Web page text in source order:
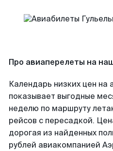
Про авиаперелеты на
Календарь низких цен на
показывает выгодные
неделю по маршруту
рейсов с пересадкой.
дорогая из найденных
рублей авиакомпанией